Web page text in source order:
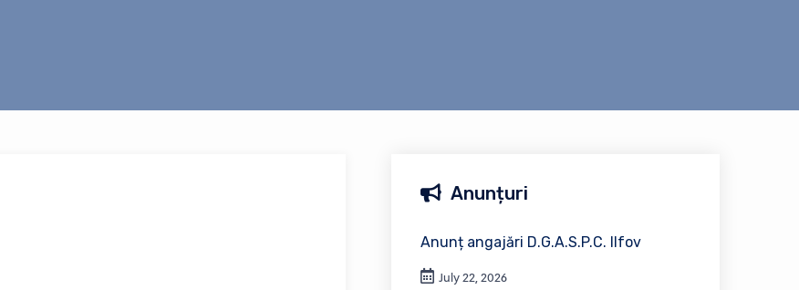
Anunțuri
Anunț angajări D.G.A.S.P.C. Ilfov
July 22, 2026